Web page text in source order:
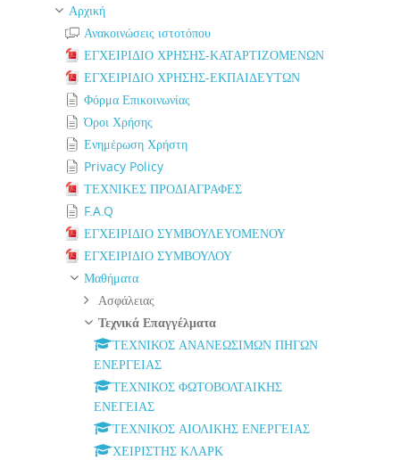
Αρχική
Ανακοινώσεις ιστοτόπου
ΕΓΧΕΙΡΙΔΙΟ ΧΡΗΣΗΣ-ΚΑΤΑΡΤΙΖΟΜΕΝΩΝ
ΕΓΧΕΙΡΙΔΙΟ ΧΡΗΣΗΣ-ΕΚΠΑΙΔΕΥΤΩΝ
Φόρμα Επικοινωνίας
Όροι Χρήσης
Ενημέρωση Χρήστη
Privacy Policy
ΤΕΧΝΙΚΕΣ ΠΡΟΔΙΑΓΡΑΦΕΣ
F.A.Q
ΕΓΧΕΙΡΙΔΙΟ ΣΥΜΒΟΥΛΕΥΟΜΕΝΟΥ
ΕΓΧΕΙΡΙΔΙΟ ΣΥΜΒΟΥΛΟΥ
Μαθήματα
Ασφάλειας
Τεχνικά Επαγγέλματα
ΤΕΧΝΙΚΟΣ ΑΝΑΝΕΩΣΙΜΩΝ ΠΗΓΩΝ
ΕΝΕΡΓΕΙΑΣ
ΤΕΧΝΙΚΟΣ ΦΩΤΟΒΟΛΤΑΙΚΗΣ
ΕΝΕΓΕΙΑΣ
ΤΕΧΝΙΚΟΣ ΑΙΟΛΙΚΗΣ ΕΝΕΡΓΕΙΑΣ
ΧΕΙΡΙΣΤΗΣ ΚΛΑΡΚ